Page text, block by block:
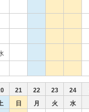
21 22 23 24
日 月 火 水